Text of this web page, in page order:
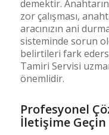
demektir.
zor çalışması,
aracınızın ani
sisteminde sorun
belirtileri fark
Tamiri Servisi
önemlidir.
Profesyonel
İletişime Geçin